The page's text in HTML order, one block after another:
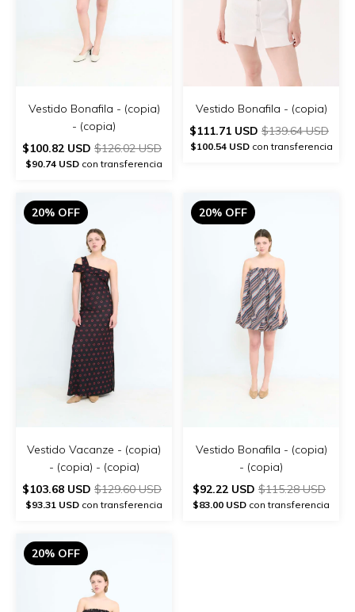
Vestido Bonafila - (copia)
- (copia)
$100.82 USD $126.02 USD
$90.74 USD con transferencia
Vestido Bonafila - (copia)
$111.71 USD $139.64 USD
$100.54 USDcon transferencia
20% OFF
Vestido Vacanze - (copia)
- (copia) - (copia)
$103.68 USD $129.60 USD
$93.31 USD con transferencia
20% OFF
Vestido Bonafila - (copia)
- (copia)
$92.22 USD $115.28 USD
$83.00 USD con transferencia
20% OFF